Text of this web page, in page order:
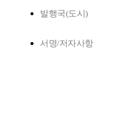
발행국(도시)
서명/저자사항